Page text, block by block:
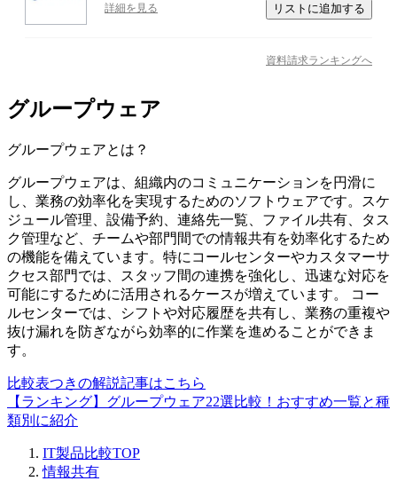
詳細を見る リストに追加する
資料請求ランキングへ
グループウェア
グループウェアとは？
グループウェアは、組織内のコミュニケーションを円滑に
し、業務の効率化を実現するためのソフトウェアです。スケ
ジュール管理、設備予約、連絡先一覧、ファイル共有、タス
ク管理など、チームや部門間での情報共有を効率化するため
の機能を備えています。特にコールセンターやカスタマーサ
クセス部門では、スタッフ間の連携を強化し、迅速な対応を
可能にするために活用されるケースが増えています。 コー
ルセンターでは、シフトや対応履歴を共有し、業務の重複や
抜け漏れを防ぎながら効率的に作業を進めることができま
す。
比較表つきの解説記事はこちら
【ランキング】グループウェア22選比較！おすすめ一覧と種
類別に紹介
IT製品比較TOP
情報共有